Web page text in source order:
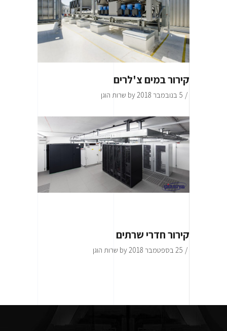
קירור במים צ'לרים
5 בנובמבר 2018 by שרות הוגן
קירור חדרי שרתים
25 בספטמבר 2018 by שרות הוגן